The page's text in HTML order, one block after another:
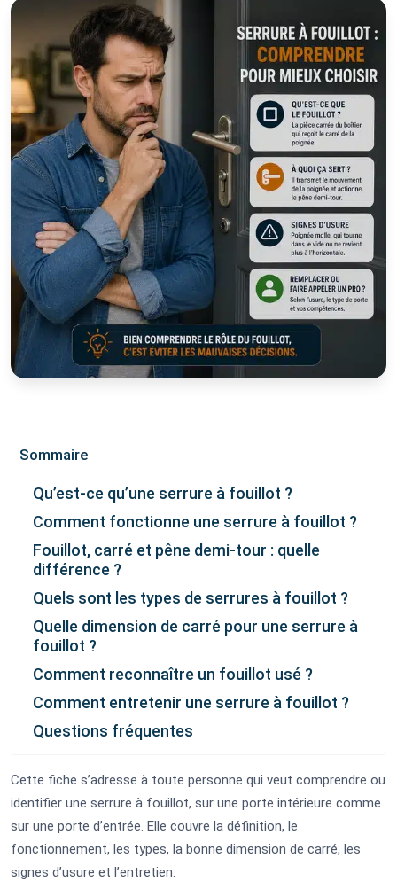
Sommaire
Qu’est-ce qu’une serrure à fouillot ?
Comment fonctionne une serrure à fouillot ?
Fouillot, carré et pêne demi-tour : quelle
différence ?
Quels sont les types de serrures à fouillot ?
Quelle dimension de carré pour une serrure à
fouillot ?
Comment reconnaître un fouillot usé ?
Comment entretenir une serrure à fouillot ?
Questions fréquentes
Cette fiche s’adresse à toute personne qui veut comprendre ou
identifier une serrure à fouillot, sur une porte intérieure comme
sur une porte d’entrée. Elle couvre la définition, le
fonctionnement, les types, la bonne dimension de carré, les
signes d’usure et l’entretien.